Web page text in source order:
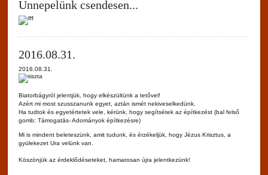
Ünnepelünk csendesen...
2016.08.31.
2016.08.31.
Biatorbágyról jelentjük, hogy elkészültünk a tetővel!
Azért mi most szusszanunk egyet, aztán ismét nekiveselkedünk.
Ha tudtok és egyetértetek vele, kérünk, hogy segítsétek az építkezést (bal felső
gomb: Támogatás- Adományok építkezésre)
Mi is mindent beleteszünk, amit tudunk, és érzékeljük, hogy Jézus Krisztus, a
gyülekezet Ura velünk van.
Köszönjük az érdeklődéseteket, hamarosan újra jelentkezünk!